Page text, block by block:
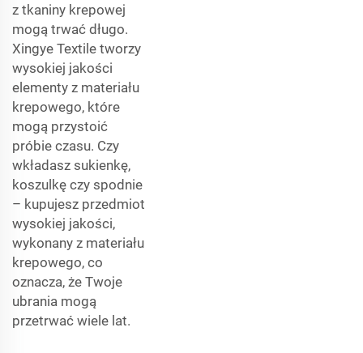
z tkaniny krepowej
mogą trwać długo.
Xingye Textile tworzy
wysokiej jakości
elementy z materiału
krepowego, które
mogą przystoić
próbie czasu. Czy
wkładasz sukienkę,
koszulkę czy spodnie
– kupujesz przedmiot
wysokiej jakości,
wykonany z materiału
krepowego, co
oznacza, że Twoje
ubrania mogą
przetrwać wiele lat.